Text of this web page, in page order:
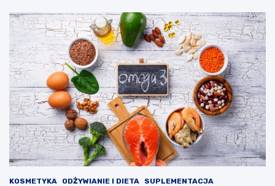
KOSMETYKA ODŻYWIANIE I DIETA
SUPLEMENTACJA